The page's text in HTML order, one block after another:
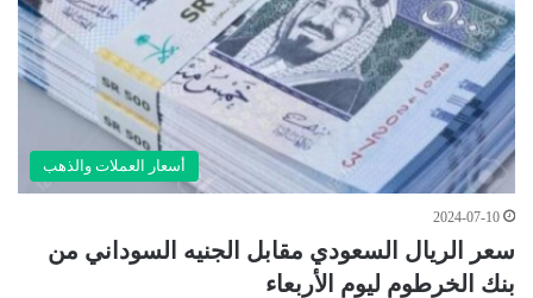
أسعار العملات والذهب
2024-07-10
سعر الريال السعودي مقابل الجنيه السوداني من
بنك الخرطوم ليوم الأربعاء